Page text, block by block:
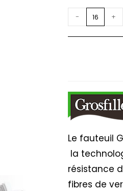
quantité
de
Fauteuil
Glacier
Toile
- +
Le fauteuil
la
résistance
fibres de